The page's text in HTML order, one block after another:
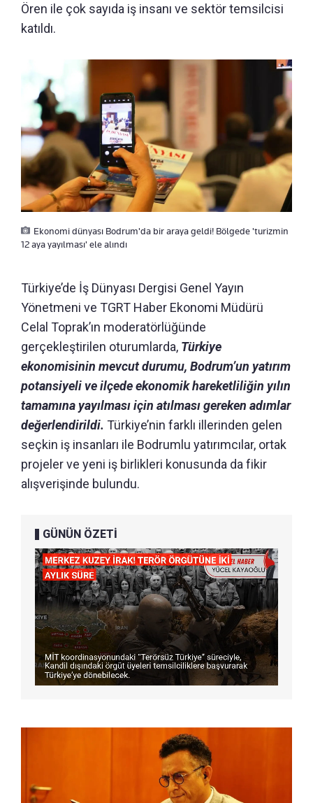
Ören ile çok sayıda iş insanı ve sektör temsilcisi
katıldı.
Ekonomi dünyası Bodrum'da bir araya geldi! Bölgede 'turizmin
12 aya yayılması' ele alındı
Türkiye’de İş Dünyası Dergisi Genel Yayın
Yönetmeni ve TGRT Haber Ekonomi Müdürü
Celal Toprak’ın moderatörlüğünde
gerçekleştirilen oturumlarda, Türkiye
ekonomisinin mevcut durumu, Bodrum’un yatırım
potansiyeli ve ilçede ekonomik hareketliliğin yılın
tamamına yayılması için atılması gereken adımlar
değerlendirildi. Türkiye’nin farklı illerinden gelen
seçkin iş insanları ile Bodrumlu yatırımcılar, ortak
projeler ve yeni iş birlikleri konusunda da fikir
alışverişinde bulundu.
GÜNÜN ÖZETİ